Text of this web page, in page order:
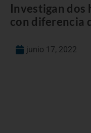
Investigan dos
con diferencia
junio 17, 2022